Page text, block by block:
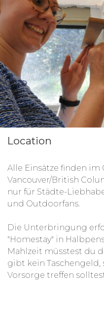
Bei der Arbeit mit
der Pflege und
Hunden, Katzen und
Kontakt zu den Tieren
Arbeit mit wilden
Deine Aufgabe ist es,
Mitarbeiter*innen zu
Spielen und Training
Füttern und beim
Außerdem unterstützt
und betreust die
Location
Alle Einsätze finden im
Vancouver/British
nur für Städte-
und Outdoorfans.
Die Unterbringung
"Homestay" in
Mahlzeit müsstest du
gibt kein Taschengeld,
Vorsorge treffen